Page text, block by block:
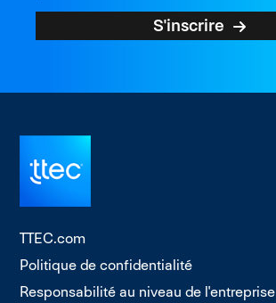
S'inscrire
TTEC.com
Politique de confidentialité
Responsabilité au niveau de l'entreprise